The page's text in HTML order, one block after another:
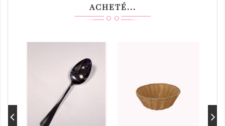
ACHETÉ...